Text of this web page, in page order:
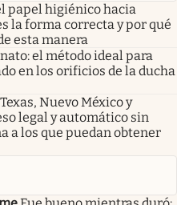
papel higiénico hacia
la forma correcta y por qué
esta manera
el método ideal para
en los orificios de la ducha
Nuevo México y
legal y automático sin
a los que puedan obtener